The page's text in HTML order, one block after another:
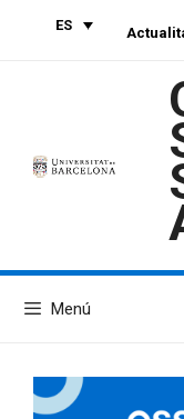
ES
Menú